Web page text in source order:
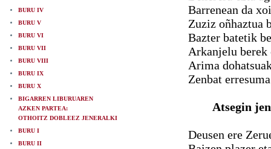
BURU IV
BURU V
BURU VI
BURU VII
BURU VIII
BURU IX
BURU X
BIGARREN LIBURUAREN
AZKEN PARTEA:
OTHOITZ DOBLEEZ JENERALKI
BURU I
BURU II
Barrenean da
Zuziz oñhaztua
Bazter batetik
Arkanjelu berek
Arima
Zenbat
Atsegin
Deusen ere